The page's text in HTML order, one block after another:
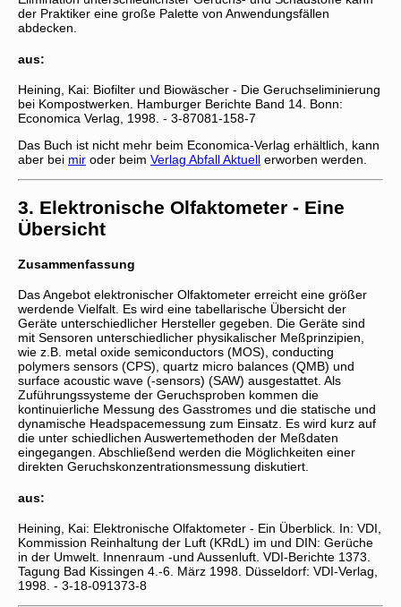
der Praktiker eine große Palette von Anwendungsfällen
abdecken.
aus:
Heining, Kai: Biofilter und Biowäscher - Die Geruchseliminierung
bei Kompostwerken. Hamburger Berichte Band 14. Bonn:
Economica Verlag, 1998. - 3-87081-158-7
Das Buch ist nicht mehr beim Economica-Verlag erhältlich, kann
aber bei mir oder beim Verlag Abfall Aktuell erworben werden.
3. Elektronische Olfaktometer - Eine
Übersicht
Zusammenfassung
Das Angebot elektronischer Olfaktometer erreicht eine größer
werdende Vielfalt. Es wird eine tabellarische Übersicht der
Geräte unterschiedlicher Hersteller gegeben. Die Geräte sind
mit Sensoren unterschiedlicher physikalischer Meßprinzipien,
wie z.B. metal oxide semiconductors (MOS), conducting
polymers sensors (CPS), quartz micro balances (QMB) und
surface acoustic wave (-sensors) (SAW) ausgestattet. Als
Zuführungssysteme der Geruchsproben kommen die
kontinuierliche Messung des Gasstromes und die statische und
dynamische Headspacemessung zum Einsatz. Es wird kurz auf
die unter schiedlichen Auswertemethoden der Meßdaten
eingegangen. Abschließend werden die Möglichkeiten einer
direkten Geruchskonzentrationsmessung diskutiert.
aus:
Heining, Kai: Elektronische Olfaktometer - Ein Überblick. In: VDI,
Kommission Reinhaltung der Luft (KRdL) im und DIN: Gerüche
in der Umwelt. Innenraum -und Aussenluft. VDI-Berichte 1373.
Tagung Bad Kissingen 4.-6. März 1998. Düsseldorf: VDI-Verlag,
1998. - 3-18-091373-8